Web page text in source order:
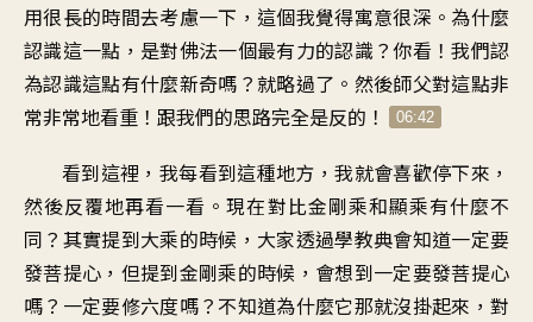
用很長的時間去考慮一下 ， 這個我覺得寓意很深 。 為什麼
認識這一點 ， 是對佛法一個最有力的認識 ？你看 ！我們認
為認識這點有什麼新奇嗎？就略過了 。 然後師父對這點非
常非常地看重 ！ 跟我們的思路完全是反的 ！ 06:42
看到這裡 ， 我每看到這種地方 ，我就會喜歡停下來 ，
然後反覆地再看一看 。現在對比金剛乘和顯乘有什麼不
同 ？ 其實提到大乘的時候 ， 大家透過學教典會知道一定要
發菩提心 ， 但提到金剛乘的時候 ， 會想到一定要發菩提心
嗎？ 一定要修六度嗎？ 不知道為什麼它那就沒掛起來 ，對